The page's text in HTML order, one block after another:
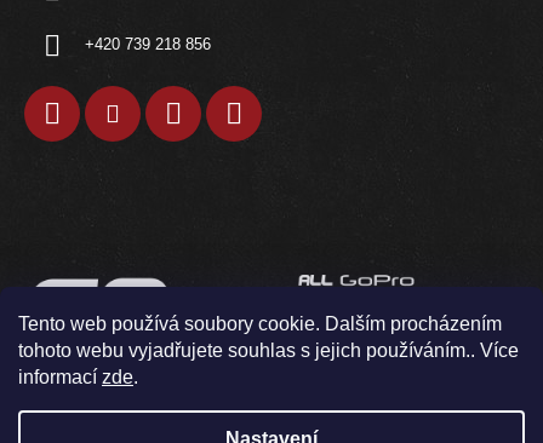
Tento web používá soubory cookie. Dalším procházením
tohoto webu vyjadřujete souhlas s jejich používáním.. Více
informací zde.
Nastavení
+420 739 218 856